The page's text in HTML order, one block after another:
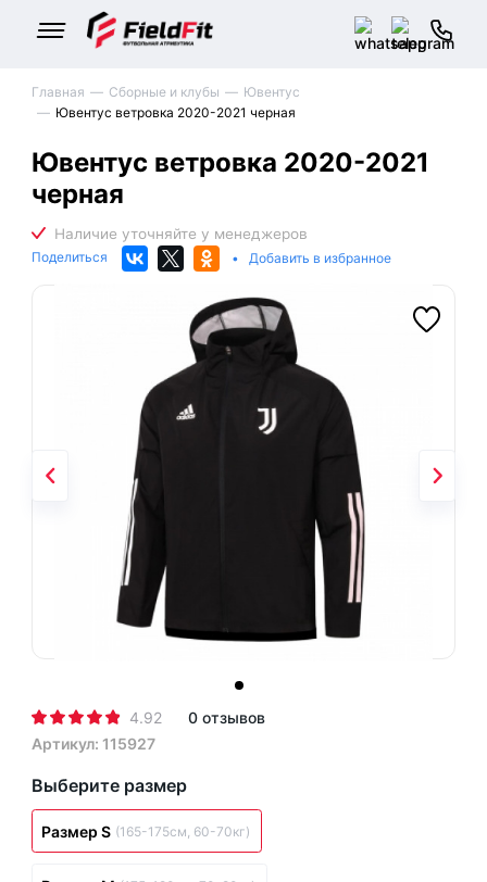
Главная Сборные и клубы
Ювентус
Ювентус ветровка 2020-2021 черная
Ювентус ветровка 2020-2021
черная
Поделиться • Добавить в избранное
4.92
0 отзывов
Артикул: 115927
Выберите размер
Размер S (165-175см, 60-70кг)